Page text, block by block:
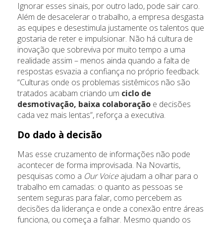
Ignorar esses sinais, por outro lado, pode sair caro.
Além de desacelerar o trabalho, a empresa desgasta
as equipes e desestimula justamente os talentos que
gostaria de reter e impulsionar. Não há cultura de
inovação que sobreviva por muito tempo a uma
realidade assim – menos ainda quando a falta de
respostas esvazia a confiança no próprio feedback.
“Culturas onde os problemas sistêmicos não são
tratados acabam criando um ciclo de
desmotivação, baixa colaboração e decisões
cada vez mais lentas”, reforça a executiva.
Do dado à decisão
Mas esse cruzamento de informações não pode
acontecer de forma improvisada. Na Novartis,
pesquisas como a Our Voiceajudam a olhar para o
trabalho em camadas: o quanto as pessoas se
sentem seguras para falar, como percebem as
decisões da liderança e onde a conexão entre áreas
funciona, ou começa a falhar. Mesmo quando os